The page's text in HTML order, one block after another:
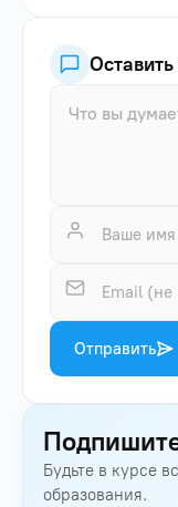
Отправить
Будьте в курсе
образования.